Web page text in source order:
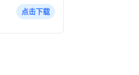
点击下载